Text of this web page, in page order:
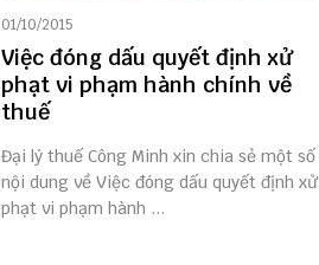
01/10/2015
Việc đóng dấu quyết định xử
phạt vi phạm hành chính về
thuế
Đại lý thuế Công Minh xin chia sẻ một số
nội dung về Việc đóng dấu quyết định xử
phạt vi phạm hành ...